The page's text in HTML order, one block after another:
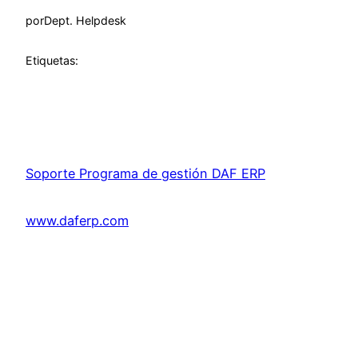
porDept. Helpdesk
Etiquetas:
Soporte Programa de gestión DAF ERP
www.daferp.com